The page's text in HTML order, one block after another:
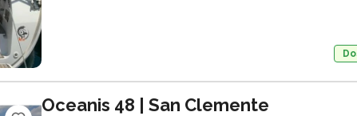
Oceanis 48 | San Clemente